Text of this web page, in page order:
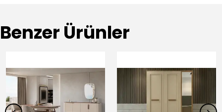
Benzer Ürünler